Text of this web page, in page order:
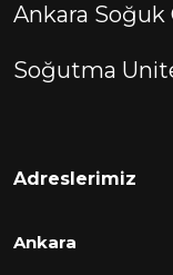
Ankara Soğuk
Soğutma
Adreslerimiz
Ankara